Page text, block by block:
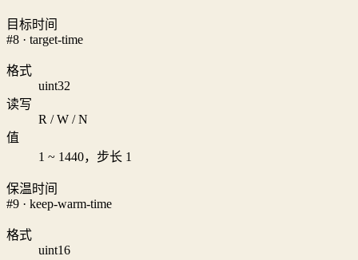
目标时间
#8 · target-time
格式
uint32
读写
R / W / N
值
1 ~ 1440，步长 1
保温时间
#9 · keep-warm-time
格式
uint16